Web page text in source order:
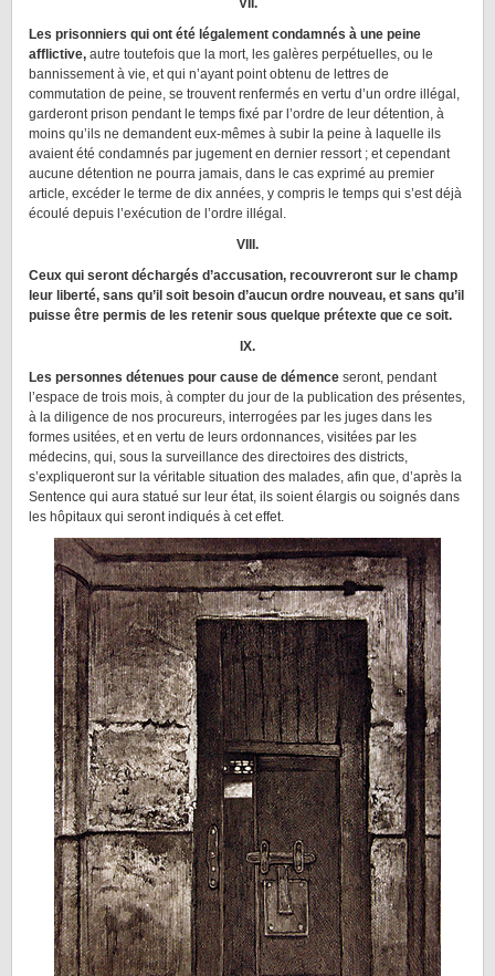
VII.
Les prisonniers qui ont été légalement condamnés à une peine
afflictive, autre toutefois que la mort, les galères perpétuelles, ou le
bannissement à vie, et qui n’ayant point obtenu de lettres de
commutation de peine, se trouvent renfermés en vertu d’un ordre illégal,
garderont prison pendant le temps fixé par l’ordre de leur détention, à
moins qu’ils ne demandent eux-mêmes à subir la peine à laquelle ils
avaient été condamnés par jugement en dernier ressort ; et cependant
aucune détention ne pourra jamais, dans le cas exprimé au premier
article, excéder le terme de dix années, y compris le temps qui s’est déjà
écoulé depuis l’exécution de l’ordre illégal.
VIII.
Ceux qui seront déchargés d’accusation, recouvreront sur le champ
leur liberté, sans qu’il soit besoin d’aucun ordre nouveau, et sans qu’il
puisse être permis de les retenir sous quelque prétexte que ce soit.
IX.
Les personnes détenues pour cause de démence seront, pendant
l’espace de trois mois, à compter du jour de la publication des présentes,
à la diligence de nos procureurs, interrogées par les juges dans les
formes usitées, et en vertu de leurs ordonnances, visitées par les
médecins, qui, sous la surveillance des directoires des districts,
s’expliqueront sur la véritable situation des malades, afin que, d’après la
Sentence qui aura statué sur leur état, ils soient élargis ou soignés dans
les hôpitaux qui seront indiqués à cet effet.